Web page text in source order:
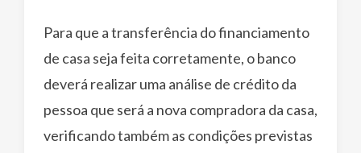
Para que a transferência do financiamento
de casa seja feita corretamente, o banco
deverá realizar uma análise de crédito da
pessoa que será a nova compradora da casa,
verificando também as condições previstas